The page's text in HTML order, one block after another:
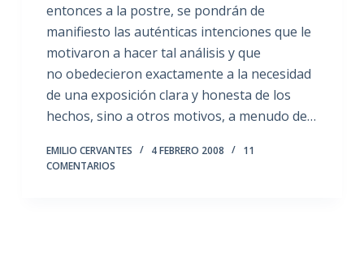
entonces a la postre, se pondrán de
manifiesto las auténticas intenciones que le
motivaron a hacer tal análisis y que
no obedecieron exactamente a la necesidad
de una exposición clara y honesta de los
hechos, sino a otros motivos, a menudo de…
EMILIO CERVANTES 4 FEBRERO 2008
11
COMENTARIOS